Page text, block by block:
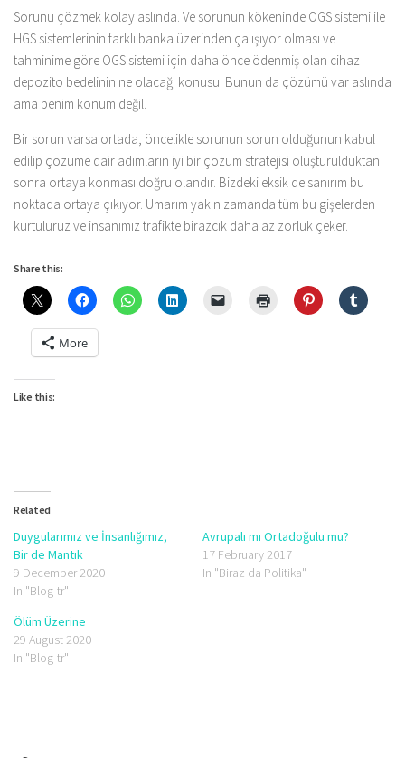
Sorunu çözmek kolay aslında. Ve sorunun kökeninde OGS sistemi ile
HGS sistemlerinin farklı banka üzerinden çalışıyor olması ve
tahminime göre OGS sistemi için daha önce ödenmiş olan cihaz
depozito bedelinin ne olacağı konusu. Bunun da çözümü var aslında
ama benim konum değil.
Bir sorun varsa ortada, öncelikle sorunun sorun olduğunun kabul
edilip çözüme dair adımların iyi bir çözüm stratejisi oluşturulduktan
sonra ortaya konması doğru olandır. Bizdeki eksik de sanırım bu
noktada ortaya çıkıyor. Umarım yakın zamanda tüm bu gişelerden
kurtuluruz ve insanımız trafikte birazcık daha az zorluk çeker.
Share this:
More
Like this:
Related
Duygularımız ve İnsanlığımız,
Bir de Mantık
9 December 2020
In "Blog-tr"
Avrupalı mı Ortadoğulu mu?
17 February 2017
In "Biraz da Politika"
Ölüm Üzerine
29 August 2020
In "Blog-tr"